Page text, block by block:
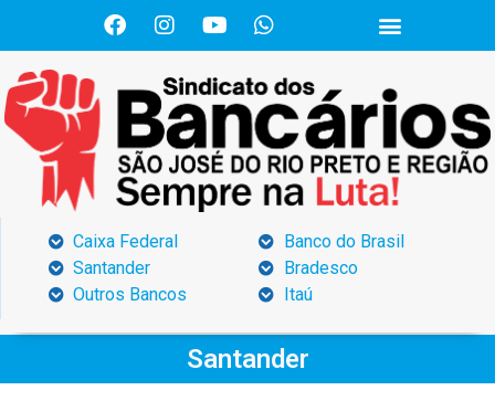
Caixa Federal
Santander
Outros Bancos
Banco do Brasil
Bradesco
Itaú
Santander